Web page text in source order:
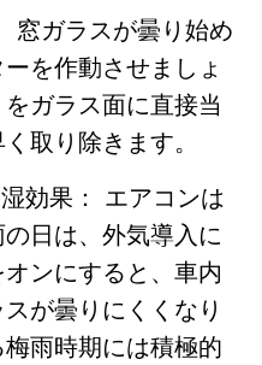
窓ガラスが曇り始め
を作動させましょ
ガラス面に直接当
取り除きます。
効果： エアコンは
日は、外気導入に
ンにすると、車内
が曇りにくくなり
雨時期には積極的